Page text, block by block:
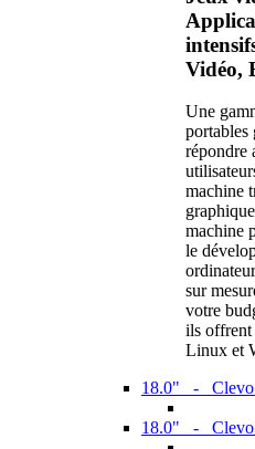
Vidéo,
Une
portables
répondre
machine
machine
le
sur
votre
ils offrent
Linux et
18.0" - Clevo
18.0" - Clevo